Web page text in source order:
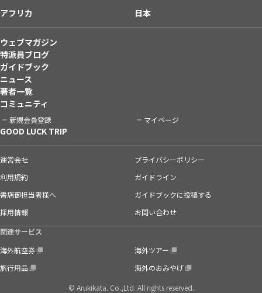
アフリカ
日本
ウェブマガジン
特派員ブログ
ガイドブック
ニュース
著者一覧
コミュニティ
新規会員登録 マイページ
GOOD LUCK TRIP
運営会社
プライバシーポリシー
利用規約
ガイドライン
書店御担当者様へ
ガイドブックに投稿する
採用情報
お問い合わせ
関連サービス
海外航空券
海外ツアー
旅行用品
海外のおみやげ
© Arukikata. Co.,Ltd. All rights reserved.